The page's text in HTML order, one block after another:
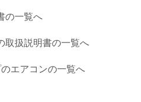
の一覧へ
取扱説明書の一覧へ
エアコンの一覧へ